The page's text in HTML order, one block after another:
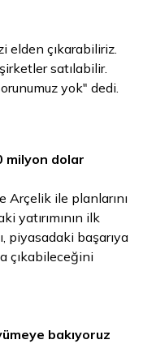
elden çıkarabiliriz.
satılabilir.
yok" dedi.
milyon dolar
Arçelik ile planlarını
yatırımının ilk
piyasadaki başarıya
çıkabileceğini
bakıyoruz